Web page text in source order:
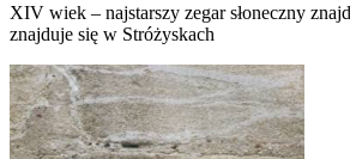
XIV wiek – najstarszy zegar słoneczny
znajduje się w Stróżyskach